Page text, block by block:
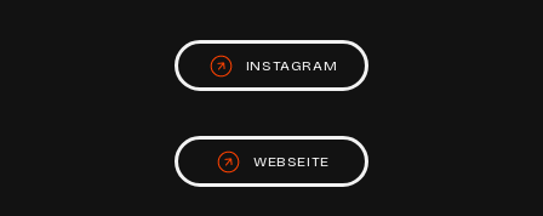
INSTAGRAM
WEBSEITE